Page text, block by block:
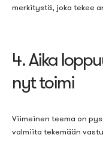
merkitystä, joka tekee
4. Aika
nyt toimi
Viimeinen teema on
valmiita tekemään